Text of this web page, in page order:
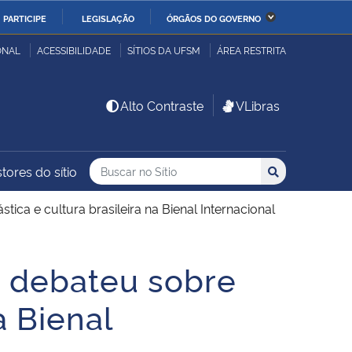
PARTICIPE LEGISLAÇÃO ÓRGÃOS DO GOVERNO
da Economia Ministério da Infraestrutura
Ministério da Ciência,
Tecnologia, Inovações e
da Mulher, da
e dos Direitos
ACESSIBILIDADE SÍTIOS DA UFSM ÁREA RESTRITA
Alto Contraste VLibras
do sítio Busca
Buscar no no Sítio
Busca: Buscar
e cultura brasileira na Bienal Internacional
debateu sobre
Bienal